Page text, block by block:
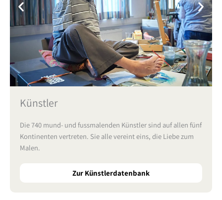
Künstler
Die 740 mund- und fussmalenden Künstler sind auf allen fünf
Kontinenten vertreten. Sie alle vereint eins, die Liebe zum
Malen.
Zur Künstlerdatenbank